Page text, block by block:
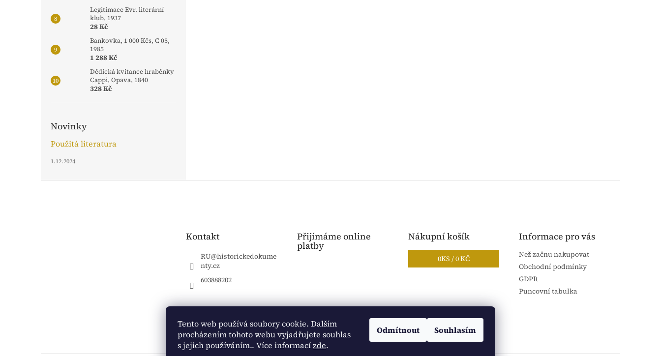
Tento web používá soubory cookie. Dalším
procházením tohoto webu vyjadřujete souhlas
s jejich používáním.. Více informacízde.
Odmítnout Souhlasím
Legitimace Evr. literární
klub, 1937
28 Kč
Bankovka, 1 000 Kčs, C 05,
1985
1 288 Kč
Dědická kvitance hraběnky
Cappi, Opava, 1840
328 Kč
Novinky
Použitá literatura
1.12.2024
Kontakt
RU@historickedokume
nty.cz
603888202
Přijímáme online
platby
Nákupní košík
0KS /0 KČ
Informace pro vás
Než začnu nakupovat
Obchodní podmínky
GDPR
Puncovní tabulka
Blog Sportantique.cz Sportovní sbírky